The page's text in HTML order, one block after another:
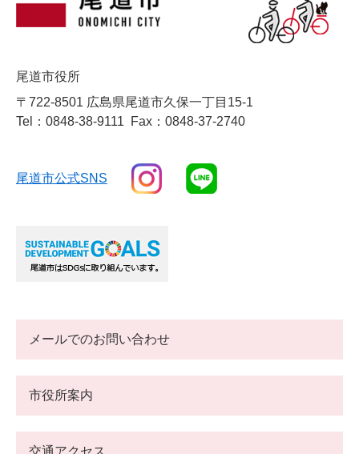
尾道市役所
〒722-8501 広島県尾道市久保一丁目15-1
Tel：0848-38-9111
Fax：0848-37-2740
尾道市公式SNS
メールでのお問い合わせ
市役所案内